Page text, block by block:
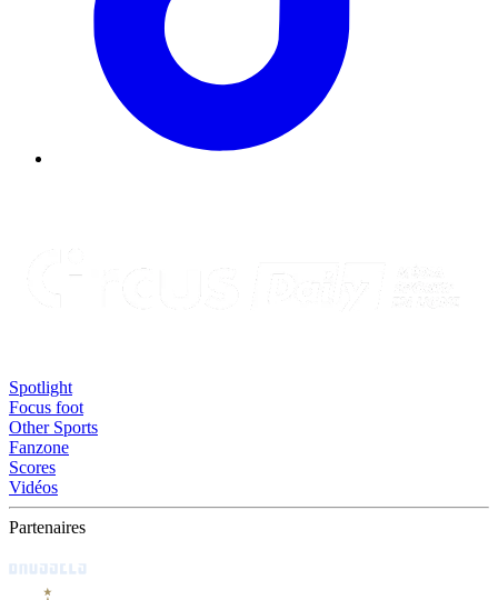
Spotlight
Focus foot
Other Sports
Fanzone
Scores
Vidéos
Partenaires